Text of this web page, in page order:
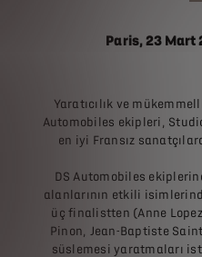
Paris, 23 Mart
Yaratıcılık ve
Automobiles ekipleri,
en iyi Fransız
DS Automobiles
alanlarının etkili
üç finalistten (Anne
Pinon, Jean-Baptiste
süslemesi yaratmaları